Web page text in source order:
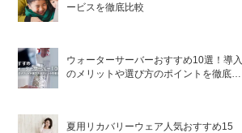
ービスを徹底比較
ウォーターサーバーおすすめ10選！導入
のメリットや選び方のポイントを徹底解
夏用リカバリーウェア人気おすすめ15